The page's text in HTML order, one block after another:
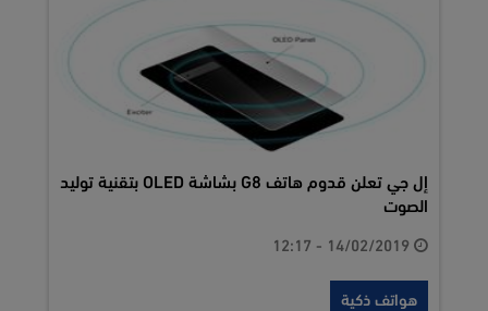
إل جي تعلن قدوم هاتف G8 بشاشة OLED بتقنية توليد
الصوت
هواتف ذكية